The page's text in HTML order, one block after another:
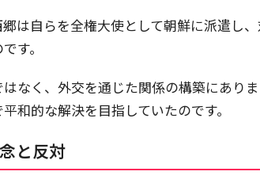
は自らを全権大使として朝鮮に派遣し
す。
なく、外交を通じた関係の構築にあり
和的な解決を目指していたのです。
と反対